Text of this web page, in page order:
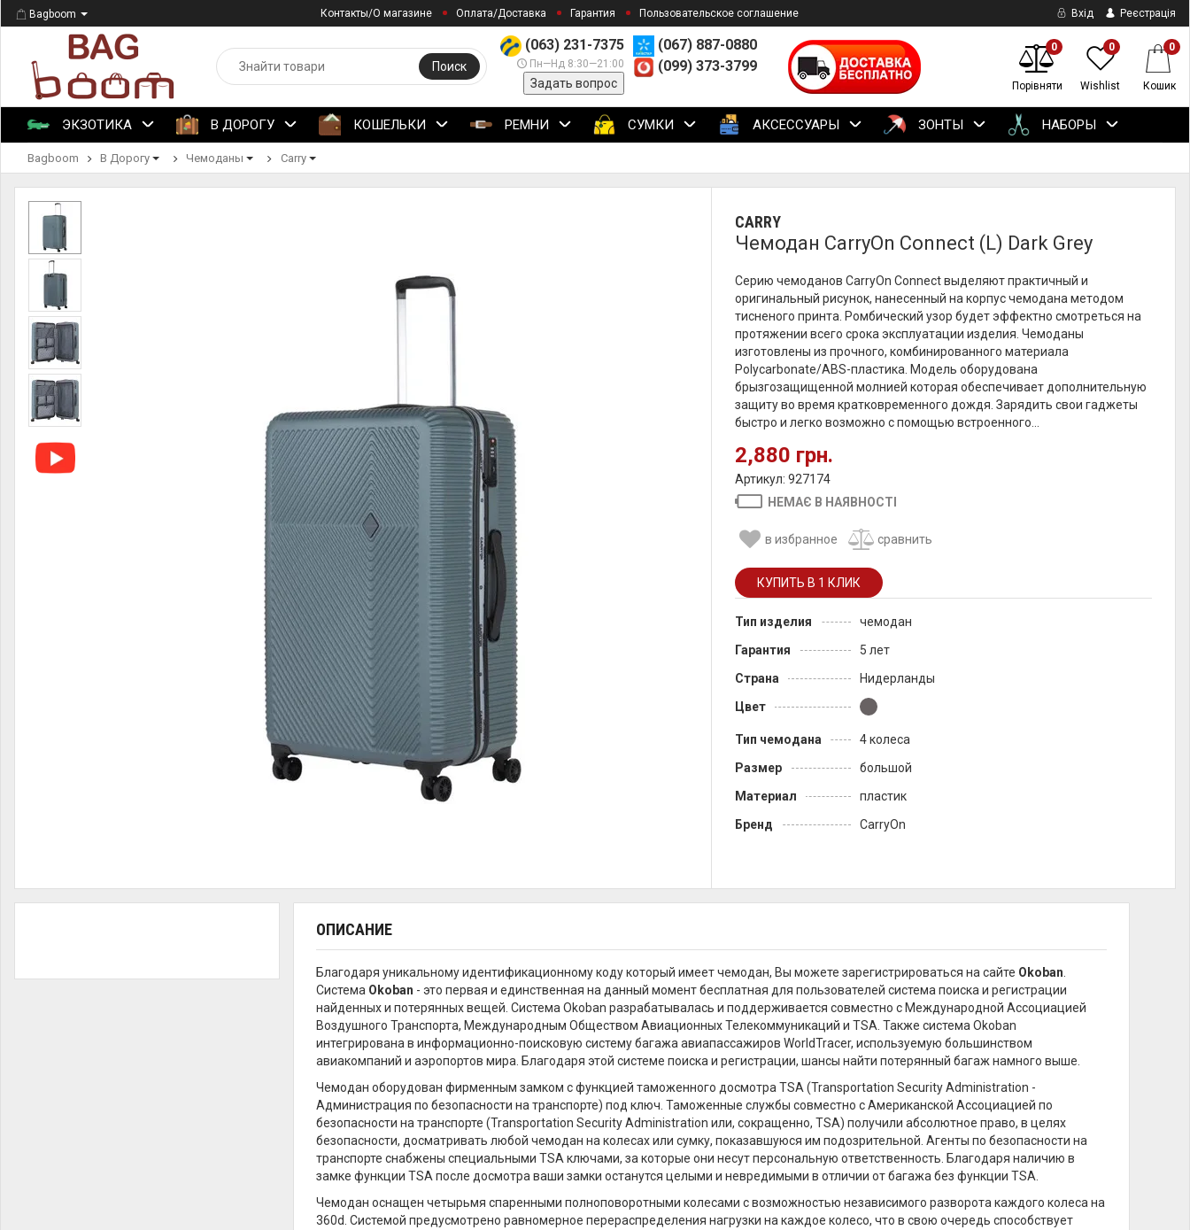
Bagboom Контакты/О магазине Оплата/Доставка Гарантия Пользовательское соглашение Вхід Реєстрація
(063) 231-7375
Пн—Нд 8:30—21:00
Задать вопрос
(067) 887-0880
(099) 373-3799
Поиск
0
Порівняти
0
Wishlist
0
Кошик
ЭКЗОТИКА В ДОРОГУ КОШЕЛЬКИ РЕМНИ СУМКИ АКСЕССУАРЫ ЗОНТЫ НАБОРЫ
Bagboom В Дорогу Чемоданы Carry
CARRY
Чемодан CarryOn Connect (L) Dark Grey
Серию чемоданов CarryOn Connect выделяют практичный и
оригинальный рисунок, нанесенный на корпус чемодана методом
тисненого принта. Ромбический узор будет эффектно смотреться на
протяжении всего срока эксплуатации изделия. Чемоданы
изготовлены из прочного, комбинированного материала
Polycarbonate/ABS-пластика. Модель оборудована
брызгозащищенной молнией которая обеспечивает дополнительную
защиту во время кратковременного дождя. Зарядить свои гаджеты
быстро и легко возможно с помощью встроенного...
2,880 грн.
Артикул: 927174
НЕМАЄ В НАЯВНОСТІ
в избранное сравнить
Тип изделия
чемодан
Гарантия
5 лет
Страна
Нидерланды
Цвет
Тип чемодана
4 колеса
Размер
большой
Материал
пластик
Бренд
CarryOn
ОПИСАНИЕ
Благодаря уникальному идентификационному коду который имеет чемодан, Вы можете зарегистрироваться на сайте Okoban
Система Okoban - это первая и единственная на данный момент бесплатная для пользователей система поиска и регистрации
найденных и потерянных вещей. Система Okoban разрабатывалась и поддерживается совместно с Международной Ассоциацией
Воздушного Транспорта, Международным Обществом Авиационных Телекоммуникаций и TSA. Также система Okoban
интегрирована в информационно-поисковую систему багажа авиапассажиров WorldTracer, используемую большинством
авиакомпаний и аэропортов мира. Благодаря этой системе поиска и регистрации, шансы найти потерянный багаж намного выше.
Чемодан оборудован фирменным замком с функцией таможенного досмотра TSA (Transportation Security Administration -
Администрация по безопасности на транспорте) под ключ. Таможенные службы совместно с Американской Ассоциацией по
безопасности на транспорте (Transportation Security Administration или, сокращенно, TSA) получили абсолютное право, в целях
безопасности, досматривать любой чемодан на колесах или сумку, показавшуюся им подозрительной. Агенты по безопасности на
транспорте снабжены специальными TSA ключами, за которые они несут персональную ответственность. Благодаря наличию в
замке функции TSA после досмотра ваши замки останутся целыми и невредимыми в отличии от багажа без функции TSA.
Чемодан оснащен четырьмя спаренными полноповоротными колесами с возможностью независимого разворота каждого колеса на
360d. Системой предусмотрено равномерное перераспределения нагрузки на каждое колесо, что в свою очередь способствует